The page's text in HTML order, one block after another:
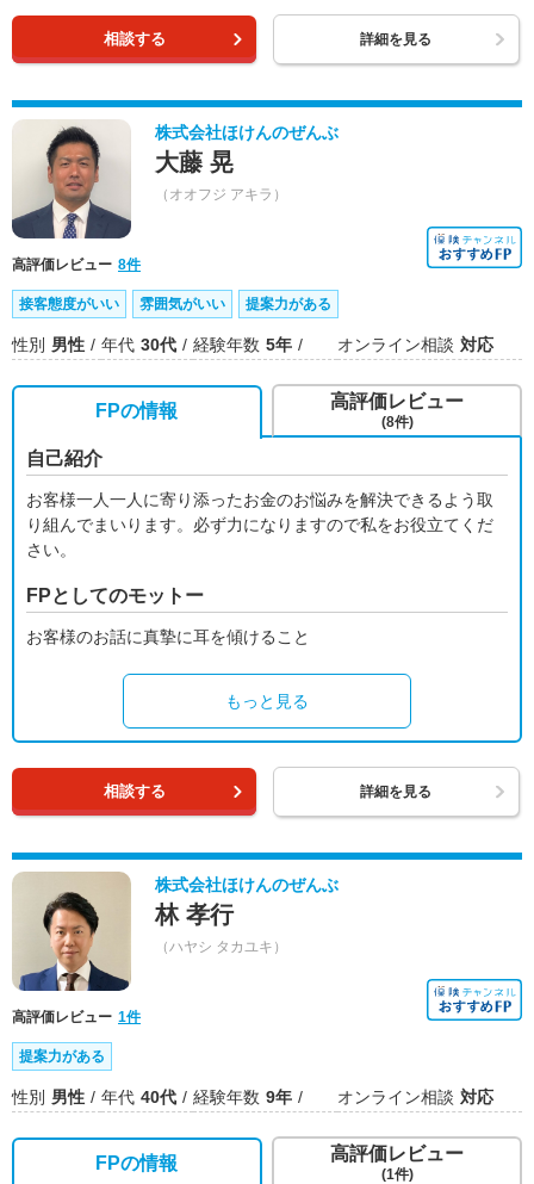
相談する 詳細を見る
株式会社ほけんのぜんぶ
大藤 晃
（オオフジ アキラ）
高評価レビュー 8件
接客態度がいい 雰囲気がいい 提案力がある
性別 男性 年代 30代 経験年数 5年 オンライン相談 対応
FPの情報
自己紹介
お客様一人一人に寄り添ったお金のお悩みを解決できるよう取
り組んでまいります。必ず力になりますので私をお役立てくだ
さい。
FPとしてのモットー
お客様のお話に真摯に耳を傾けること
もっと見る
高評価レビュー
(8件)
相談する 詳細を見る
株式会社ほけんのぜんぶ
林 孝行
（ハヤシ タカユキ）
高評価レビュー 1件
提案力がある
性別 男性 年代 40代 経験年数 9年 オンライン相談 対応
FPの情報 高評価レビュー
(1件)